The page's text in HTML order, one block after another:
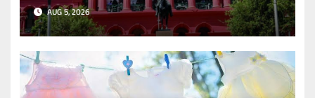
ದಾಖಲೆಗಳನ್ನು ಡಿಲೀಟ್ ಮಾಡಲು
ಹೈಕೋರ್ಟ್ ಸೂಚನೆ!
AUG 5, 2026